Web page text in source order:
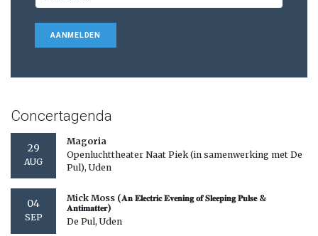
AANMELDEN
Concertagenda
29
AUG
Magoria
Openluchttheater Naat Piek (in samenwerking met De
Pul), Uden
04
SEP
Mick Moss (𝐀𝐧 𝐄𝐥𝐞𝐜𝐭𝐫𝐢𝐜 𝐄𝐯𝐞𝐧𝐢𝐧𝐠 𝐨𝐟 𝐒𝐥𝐞𝐞𝐩𝐢𝐧𝐠 𝐏𝐮𝐥𝐬𝐞 &
𝐀𝐧𝐭𝐢𝐦𝐚𝐭𝐭𝐞𝐫)
De Pul, Uden